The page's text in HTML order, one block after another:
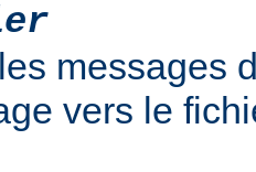
messages
vers le